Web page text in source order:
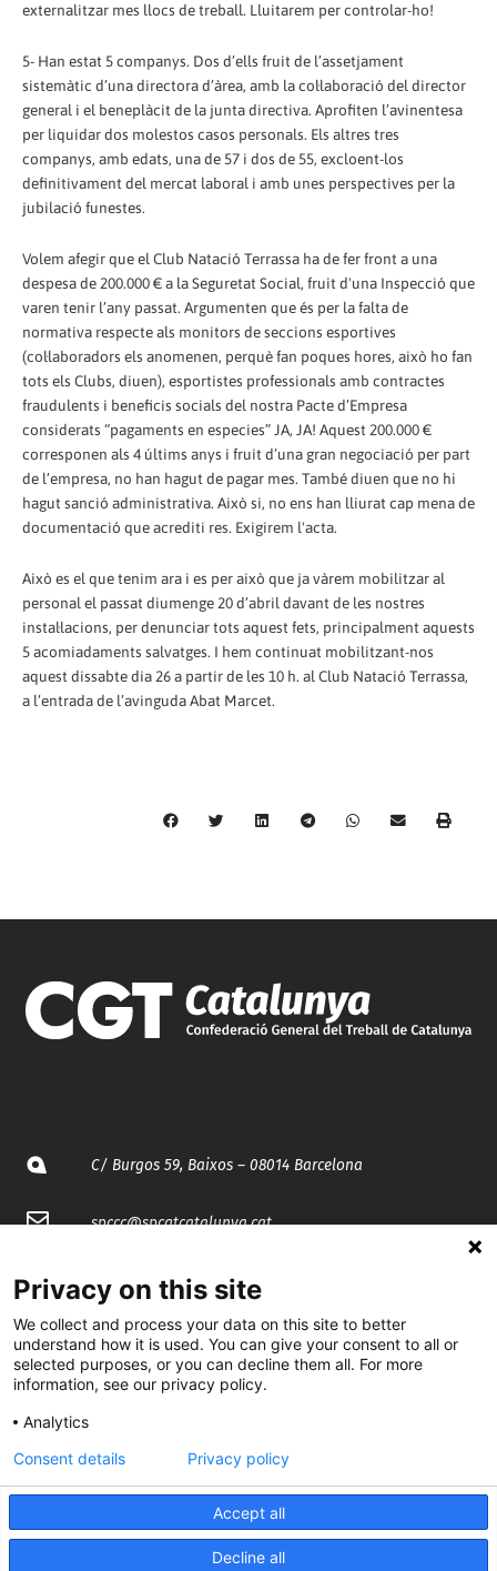
externalitzar mes llocs de treball. Lluitarem per controlar-ho!
5- Han estat 5 companys. Dos d’ells fruit de l’assetjament
sistemàtic d’una directora d’àrea, amb la col·laboració del director
general i el beneplàcit de la junta directiva. Aprofiten l’avinentesa
per liquidar dos molestos casos personals. Els altres tres
companys, amb edats, una de 57 i dos de 55, excloent-los
definitivament del mercat laboral i amb unes perspectives per la
jubilació funestes.
Volem afegir que el Club Natació Terrassa ha de fer front a una
despesa de 200.000 € a la Seguretat Social, fruit d'una Inspecció que
varen tenir l’any passat. Argumenten que és per la falta de
normativa respecte als monitors de seccions esportives
(col·laboradors els anomenen, perquè fan poques hores, això ho fan
tots els Clubs, diuen), esportistes professionals amb contractes
fraudulents i beneficis socials del nostra Pacte d’Empresa
considerats “pagaments en especies” JA, JA! Aquest 200.000 €
corresponen als 4 últims anys i fruit d’una gran negociació per part
de l’empresa, no han hagut de pagar mes. També diuen que no hi
hagut sanció administrativa. Això si, no ens han lliurat cap mena de
documentació que acrediti res. Exigirem l'acta.
Això es el que tenim ara i es per això que ja vàrem mobilitzar al
personal el passat diumenge 20 d’abril davant de les nostres
instal·lacions, per denunciar tots aquest fets, principalment aquests
5 acomiadaments salvatges. I hem continuat mobilitzant-nos
aquest dissabte dia 26 a partir de les 10 h. al Club Natació Terrassa,
a l’entrada de l’avinguda Abat Marcet.
C/ Burgos 59, Baixos – 08014 Barcelona
spccc@spcgtcatalunya.cat
@CGTCatalunya
cgtcatalunya
CGTCatalunya
cgtcatalunya
Privacy on this site
We collect and process your data on this site to better
understand how it is used. You can give your consent to all or
selected purposes, or you can decline them all. For more
information, see our privacy policy.
Analytics
Accept all
Decline all
Consent details Privacy policy